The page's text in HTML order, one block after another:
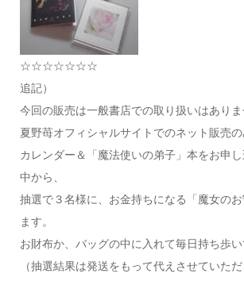
☆☆☆☆☆☆☆
追記）
今回の販売は一般書店での取り扱いはありま
夏野苺オフィシャルサイトでのネット販売の
カレンダー＆「魔法使いの弟子」本をお申
中から、
抽選で３名様に、お金持ちになる「魔女の
ます。
お財布か、バッグの中に入れて毎日持ち歩い
（抽選結果は発送をもって代えさせていただ